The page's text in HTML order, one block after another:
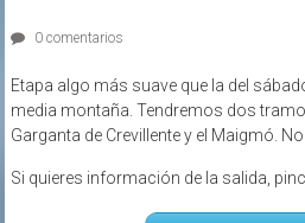
0 comentarios
Etapa algo más suave que la del
media montaña. Tendremos dos
Garganta de Crevillente y el Maigmó.
Si quieres información de la salida,